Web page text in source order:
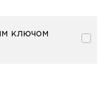
ключом